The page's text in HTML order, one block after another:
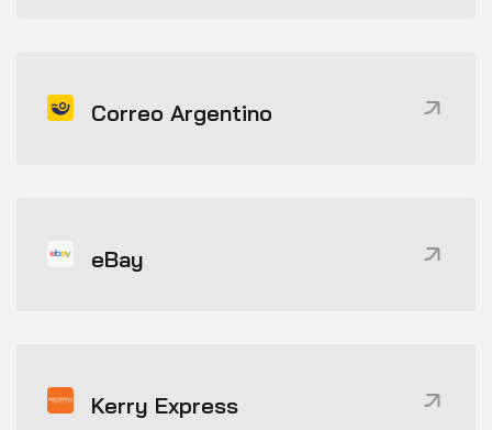
Correo Argentino
eBay
Kerry Express